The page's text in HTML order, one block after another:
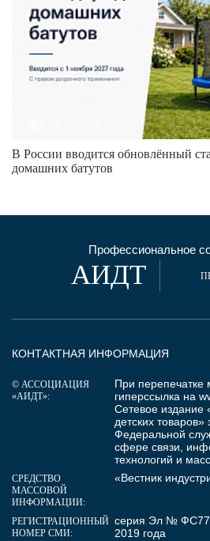
В России вводится обновлённый
домашних батутов
Профессиональное
АИДТ
КОНТАКТНАЯ ИНФОРМАЦИЯ
© АССОЦИАЦИЯ
«АИДТ»:
При перепечатке
гиперссылка на
Сетевое издание
детских товаров»
Федеральной
сфере связи,
технологий и
СРЕДСТВО
МАССОВОЙ
ИНФОРМАЦИИ:
«Вестник
РЕГИСТРАЦИОННЫЙ
НОМЕР СМИ:
серия Эл №
2019 года